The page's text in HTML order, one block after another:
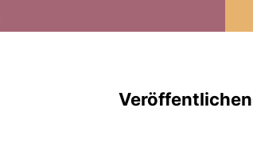
Veröffentlichen